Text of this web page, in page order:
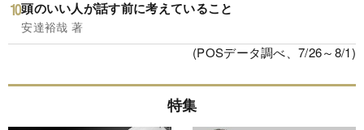
頭のいい人が話す前に考えていること
安達裕哉 著
(POSデータ調べ、7/26～8/1)
特集